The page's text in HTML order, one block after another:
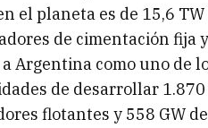
el planeta es de 15,6
de cimentación fija
Argentina como uno de
de desarrollar
flotantes y 558 GW